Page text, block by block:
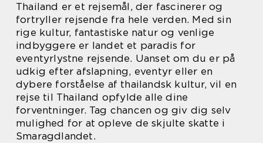
Thailand er et rejsemål, der fascinerer og
fortryller rejsende fra hele verden. Med sin
rige kultur, fantastiske natur og venlige
indbyggere er landet et paradis for
eventyrlystne rejsende. Uanset om du er på
udkig efter afslapning, eventyr eller en
dybere forståelse af thailandsk kultur, vil en
rejse til Thailand opfylde alle dine
forventninger. Tag chancen og giv dig selv
mulighed for at opleve de skjulte skatte i
Smaragdlandet.